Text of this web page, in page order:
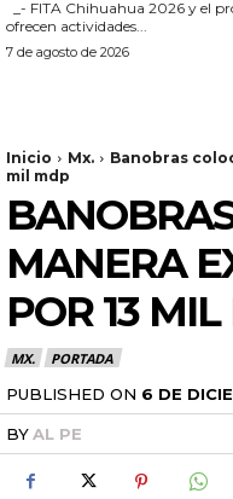
ofrecen actividades...
7 de agosto de 2026